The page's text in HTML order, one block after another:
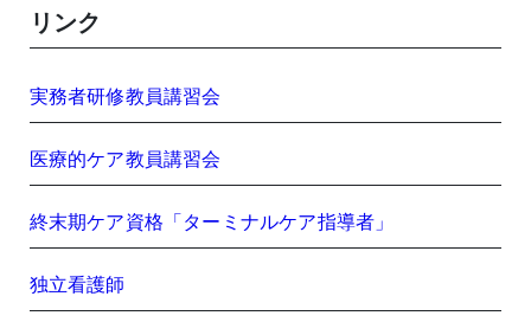
リンク
実務者研修教員講習会
医療的ケア教員講習会
終末期ケア資格「ターミナルケア指導者」
独立看護師